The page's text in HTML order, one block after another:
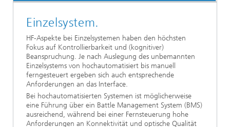
Einzelsystem.
HF-Aspekte bei Einzelsystemen haben den höchsten
Fokus auf Kontrollierbarkeit und (kognitiver)
Beanspruchung. Je nach Auslegung des unbemannten
Einzelsystems von hochautomatisiert bis manuell
ferngesteuert ergeben sich auch entsprechende
Anforderungen an das Interface.
Bei hochautomatisierten Systemen ist möglicherweise
eine Führung über ein Battle Management System (BMS)
ausreichend, während bei einer Fernsteuerung hohe
Anforderungen an Konnektivität und optische Qualität